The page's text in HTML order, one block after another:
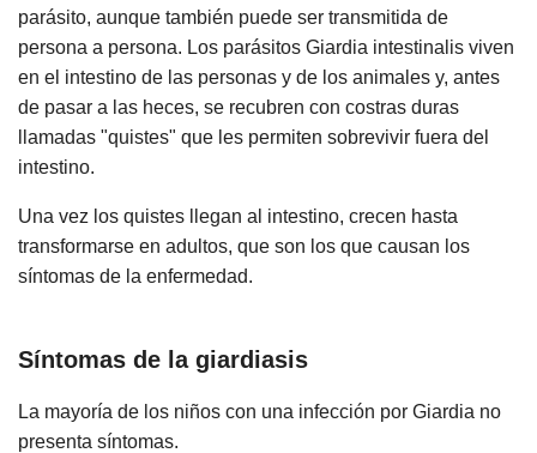
parásito, aunque también puede ser transmitida de
persona a persona. Los parásitos Giardia intestinalis viven
en el intestino de las personas y de los animales y, antes
de pasar a las heces, se recubren con costras duras
llamadas "quistes" que les permiten sobrevivir fuera del
intestino.
Una vez los quistes llegan al intestino, crecen hasta
transformarse en adultos, que son los que causan los
síntomas de la enfermedad.
Síntomas de la giardiasis
La mayoría de los niños con una infección por Giardia no
presenta síntomas.